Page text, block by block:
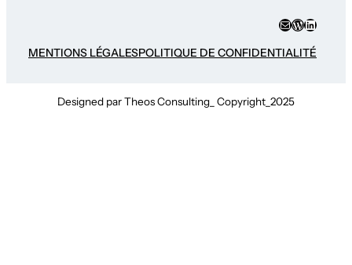
E-mail
MENTIONS LÉGALESPOLITIQUE DE CONFIDENTIALITÉ
Designed par Theos Consulting_ Copyright_2025